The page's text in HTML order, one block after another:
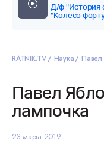
Д/ф "История
"Колесо
RATNIK.TV Наука Павел
Павел
лампочка
23 марта 2019